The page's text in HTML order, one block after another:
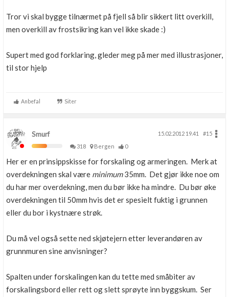
Tror vi skal bygge tilnærmet på fjell så blir sikkert litt overkill,
men overkill av frostsikring kan vel ikke skade :)
Supert med god forklaring, gleder meg på mer med illustrasjoner,
til stor hjelp
Anbefal Siter
Smurf 15.02.2012 19.41
#15
318
Bergen 0
Her er en prinsippskisse for forskaling og armeringen. Merk at
overdekningen skal være minimum35mm. Det gjør ikke noe om
du har mer overdekning, men du bør ikke ha mindre. Du bør øke
overdekningen til 50mm hvis det er spesielt fuktig i grunnen
eller du bor i kystnære strøk.
Du må vel også sette ned skjøtejern etter leverandøren av
grunnmuren sine anvisninger?
Spalten under forskalingen kan du tette med småbiter av
forskalingsbord eller rett og slett sprøyte inn byggskum. Ser